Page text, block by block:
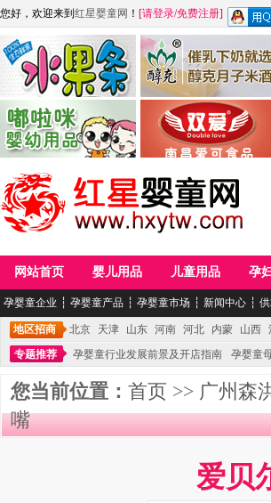
您好，欢迎来到 红星婴童网 ！ [请登录/免费注册]
江西麦嘟嘟食品有限公司
青岛嘟啦咪婴幼儿用品公司
江西醇之客月子米酒
网站首页 婴儿用品 儿童用品 孕
孕婴童企业 ┆ 孕婴童产品 ┆ 孕婴童市场 ┆ 新闻中心 ┆
地区招商 北京 天津 山东 河南 河北 内蒙 山西
专题推荐
孕婴童行业发展前景及开店指南 孕婴童
您当前位置： 首页 >> 广州森
嘴
爱贝